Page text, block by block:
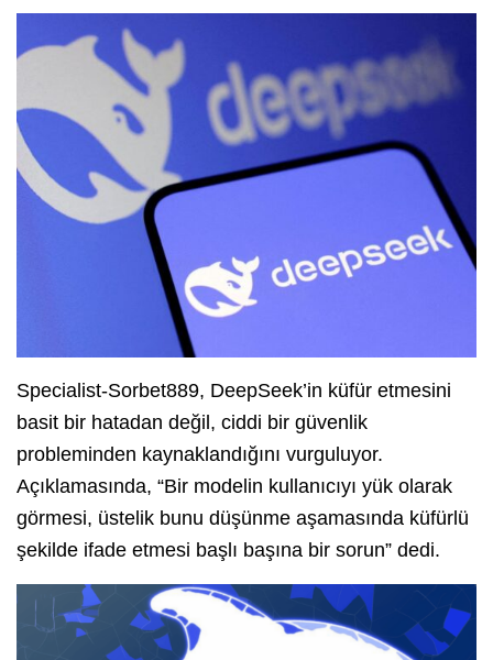
Specialist-Sorbet889, DeepSeek’in küfür etmesini
basit bir hatadan değil, ciddi bir güvenlik
probleminden kaynaklandığını vurguluyor.
Açıklamasında, “Bir modelin kullanıcıyı yük olarak
görmesi, üstelik bunu düşünme aşamasında küfürlü
şekilde ifade etmesi başlı başına bir sorun” dedi.